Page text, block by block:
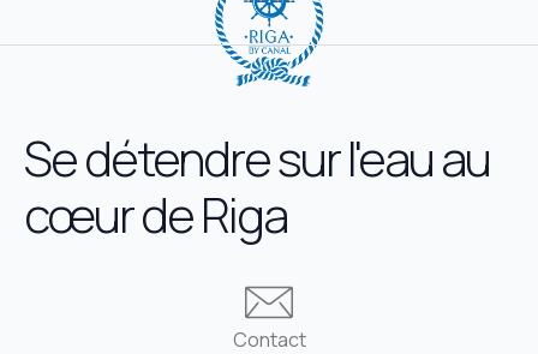
Se détendre sur l'eau au
cœur de Riga
Contact